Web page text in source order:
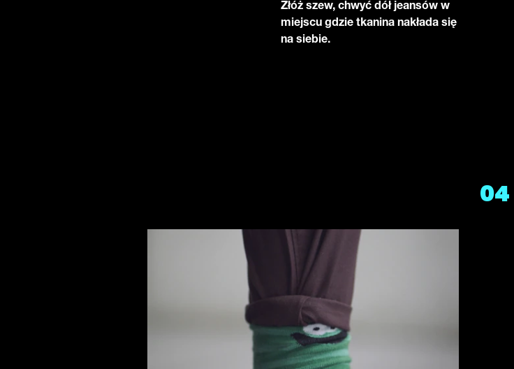
Złóż szew, chwyć dół jeansów w
miejscu gdzie tkanina nakłada się
na siebie.
04